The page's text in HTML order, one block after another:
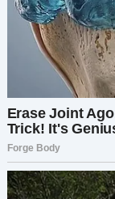
— Простите,
она. — Я вас
Мне
сердце.
— Эмма… как
держась на